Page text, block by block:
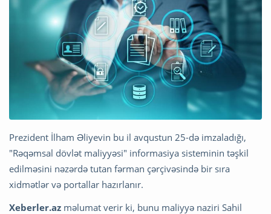
Prezident İlham Əliyevin bu il avqustun 25-də imzaladığı,
"Rəqəmsal dövlət maliyyəsi" informasiya sisteminin təşkil
edilməsini nəzərdə tutan fərman çərçivəsində bir sıra
xidmətlər və portallar hazırlanır.
Xeberler.az məlumat verir ki, bunu maliyyə naziri Sahil